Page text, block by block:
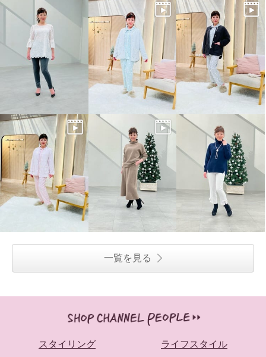
一覧を見る
スタイリング ライフスタイル